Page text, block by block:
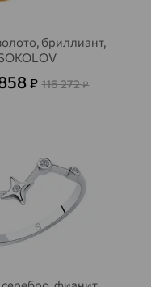
бриллиант,
₽ 116 272₽